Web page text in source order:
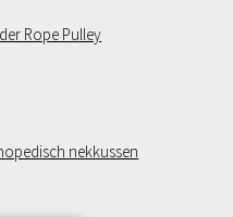
Rope Pulley
nekkussen